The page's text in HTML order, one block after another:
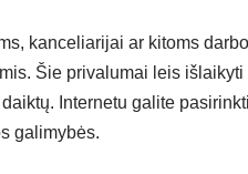
kanceliarijai ar kitoms
Šie privalumai leis
Internetu galite
galimybės.